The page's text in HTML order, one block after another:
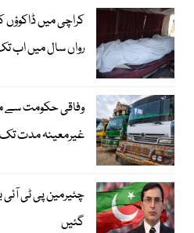
کراچی میں
رواں سال میں اب تک کی
وفاقی حکومت سے
غیرمعینہ مدت تک
چئیرمین پی ٹی آئی
گئیں